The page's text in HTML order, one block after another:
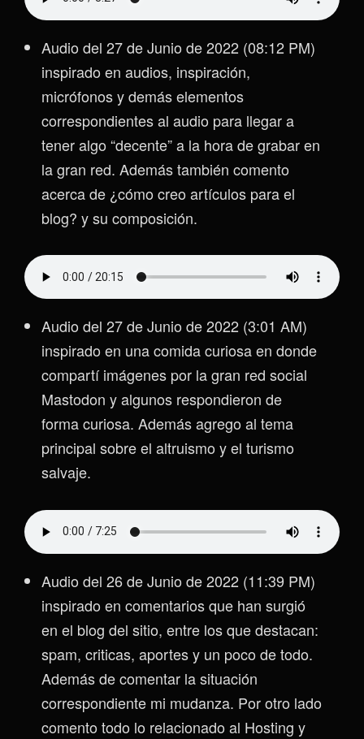
Audio del 27 de Junio de 2022 (08:12 PM)
inspirado en audios, inspiración,
micrófonos y demás elementos
correspondientes al audio para llegar a
tener algo “decente” a la hora de grabar en
la gran red. Además también comento
acerca de ¿cómo creo artículos para el
blog? y su composición.
Audio del 27 de Junio de 2022 (3:01 AM)
inspirado en una comida curiosa en donde
compartí imágenes por la gran red social
Mastodon y algunos respondieron de
forma curiosa. Además agrego al tema
principal sobre el altruismo y el turismo
salvaje.
Audio del 26 de Junio de 2022 (11:39 PM)
inspirado en comentarios que han surgió
en el blog del sitio, entre los que destacan:
spam, criticas, aportes y un poco de todo.
Además de comentar la situación
correspondiente mi mudanza. Por otro lado
comento todo lo relacionado al Hosting y